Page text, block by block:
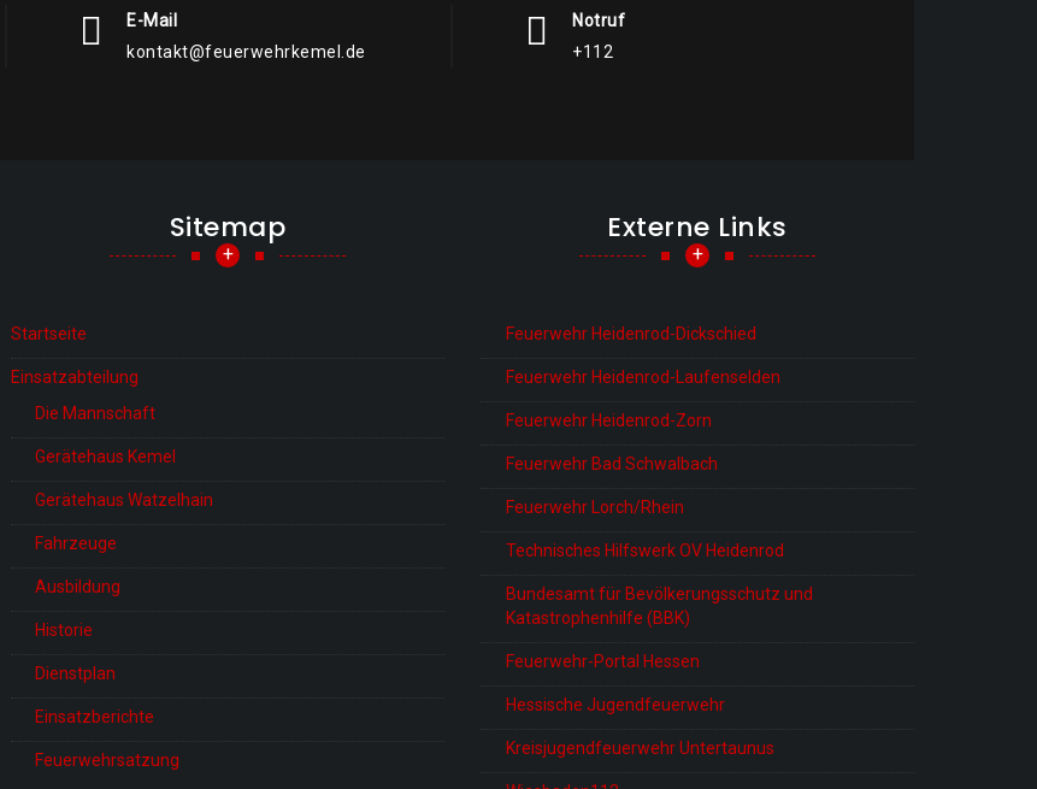
E-Mail
kontakt@feuerwehrkemel.de
Notruf
+112
Sitemap
+
Startseite
Einsatzabteilung
Die Mannschaft
Gerätehaus Kemel
Gerätehaus Watzelhain
Fahrzeuge
Ausbildung
Historie
Dienstplan
Einsatzberichte
Feuerwehrsatzung
Externe Links
+
Feuerwehr Heidenrod-Dickschied
Feuerwehr Heidenrod-Laufenselden
Feuerwehr Heidenrod-Zorn
Feuerwehr Bad Schwalbach
Feuerwehr Lorch/Rhein
Technisches Hilfswerk OV Heidenrod
Bundesamt für Bevölkerungsschutz und
Katastrophenhilfe (BBK)
Feuerwehr-Portal Hessen
Hessische Jugendfeuerwehr
Kreisjugendfeuerwehr Untertaunus